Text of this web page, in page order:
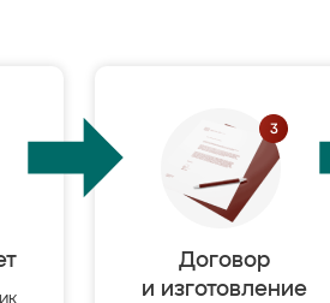
Договор
и изготовление